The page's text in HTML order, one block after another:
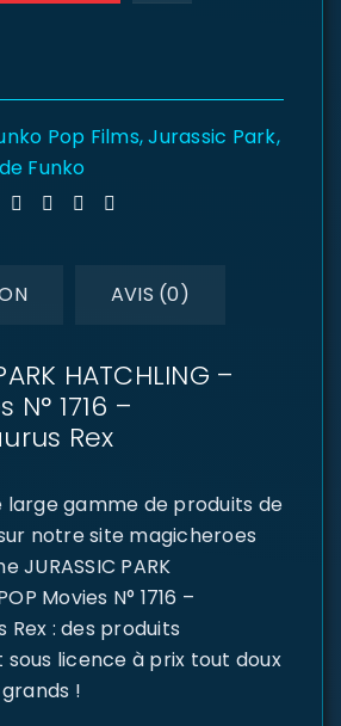
Pop Films,Jurassic Park,
Funko
AVIS (0)
HATCHLING –
N° 1716 –
Rex
large gamme de produits de
notre site magicheroes
JURASSIC PARK
Movies N° 1716 –
Rex : des produits
licence à prix tout doux
!